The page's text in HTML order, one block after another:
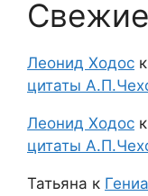
Леонид Ходос к
цитаты
Леонид Ходос к
цитаты
Татьяна к